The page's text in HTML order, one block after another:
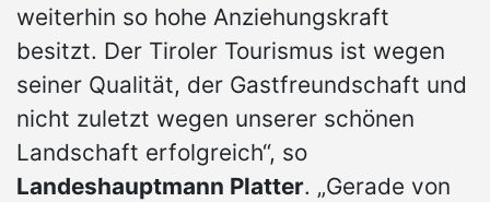
weiterhin so hohe Anziehungskraft
besitzt. Der Tiroler Tourismus ist wegen
seiner Qualität, der Gastfreundschaft und
nicht zuletzt wegen unserer schönen
Landschaft erfolgreich“, so
Landeshauptmann Platter. „Gerade von